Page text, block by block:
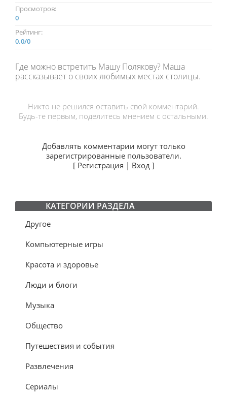
Просмотров:
0
Рейтинг:
0.0/0
Где можно встретить Машу Полякову? Маша
рассказывает о своих любимых местах столицы.
Никто не решился оставить свой комментарий.
Будь-те первым, поделитесь мнением с остальными.
Добавлять комментарии могут только
зарегистрированные пользователи.
[ Регистрация | Вход]
КАТЕГОРИИ РАЗДЕЛА
Другое
Компьютерные игры
Красота и здоровье
Люди и блоги
Музыка
Общество
Путешествия и события
Развлечения
Сериалы